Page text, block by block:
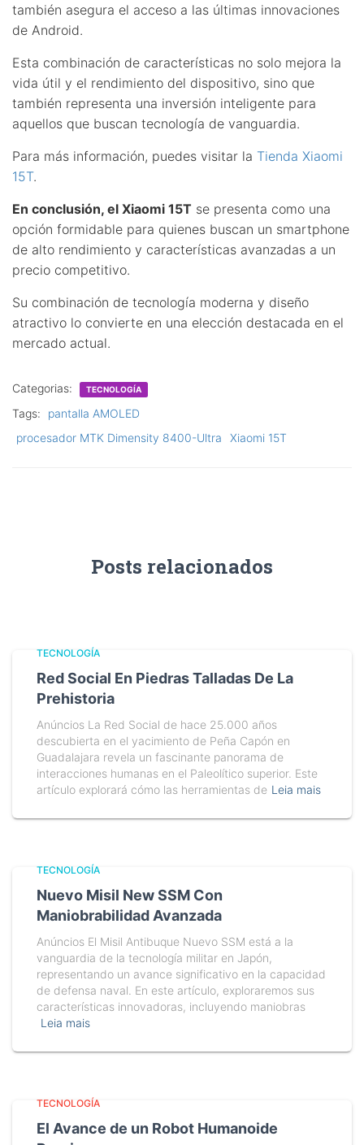
también asegura el acceso a las últimas innovaciones
de Android.
Esta combinación de características no solo mejora la
vida útil y el rendimiento del dispositivo, sino que
también representa una inversión inteligente para
aquellos que buscan tecnología de vanguardia.
Para más información, puedes visitar la Tienda Xiaomi
15T.
En conclusión, el Xiaomi 15T se presenta como una
opción formidable para quienes buscan un smartphone
de alto rendimiento y características avanzadas a un
precio competitivo.
Su combinación de tecnología moderna y diseño
atractivo lo convierte en una elección destacada en el
mercado actual.
Categorias: TECNOLOGÍA
Tags:
pantalla AMOLED
procesador MTK Dimensity 8400-Ultra
Xiaomi 15T
Posts relacionados
TECNOLOGÍA
Red Social En Piedras Talladas De La
Prehistoria
Anúncios La Red Social de hace 25.000 años
descubierta en el yacimiento de Peña Capón en
Guadalajara revela un fascinante panorama de
interacciones humanas en el Paleolítico superior. Este
artículo explorará cómo las herramientas de Leia mais
TECNOLOGÍA
Nuevo Misil New SSM Con
Maniobrabilidad Avanzada
Anúncios El Misil Antibuque Nuevo SSM está a la
vanguardia de la tecnología militar en Japón,
representando un avance significativo en la capacidad
de defensa naval. En este artículo, exploraremos sus
características innovadoras, incluyendo maniobras
Leia mais
TECNOLOGÍA
El Avance de un Robot Humanoide